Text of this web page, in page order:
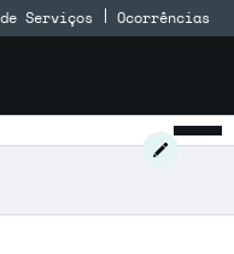
Serviços Ocorrências